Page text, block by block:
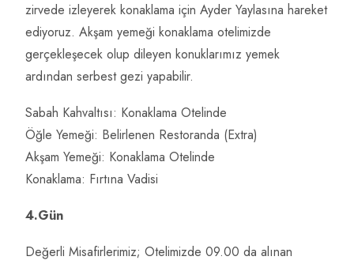
zirvede izleyerek konaklama için Ayder Yaylasına hareket
ediyoruz. Akşam yemeği konaklama otelimizde
gerçekleşecek olup dileyen konuklarımız yemek
ardından serbest gezi yapabilir.
Sabah Kahvaltısı: Konaklama Otelinde
Öğle Yemeği: Belirlenen Restoranda (Extra)
Akşam Yemeği: Konaklama Otelinde
Konaklama: Fırtına Vadisi
4.Gün
Değerli Misafirlerimiz; Otelimizde 09.00 da alınan